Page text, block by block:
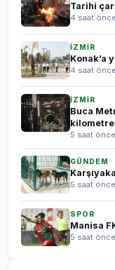
Tarihi
4 saat önce
İZMİR
Konak’a
4 saat önce
İZMİR
Buca
5 saat önce
GÜNDEM
5 saat önce
SPOR
Manisa
5 saat önce